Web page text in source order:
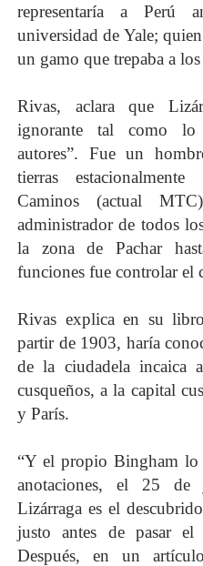
representaría a Perú
universidad de Yale;
un gamo que trepaba a
Rivas, aclara que
ignorante tal como lo
autores”. Fue un
tierras
Caminos (actual
administrador de todos
la zona de Pachar
funciones fue controlar el
Rivas explica en su
partir de 1903, haría
de la ciudadela incaica
cusqueños, a la capital
y París.
“Y el propio Bingham lo
anotaciones, el 25
Lizárraga es el
justo antes de pasar
Después, en un